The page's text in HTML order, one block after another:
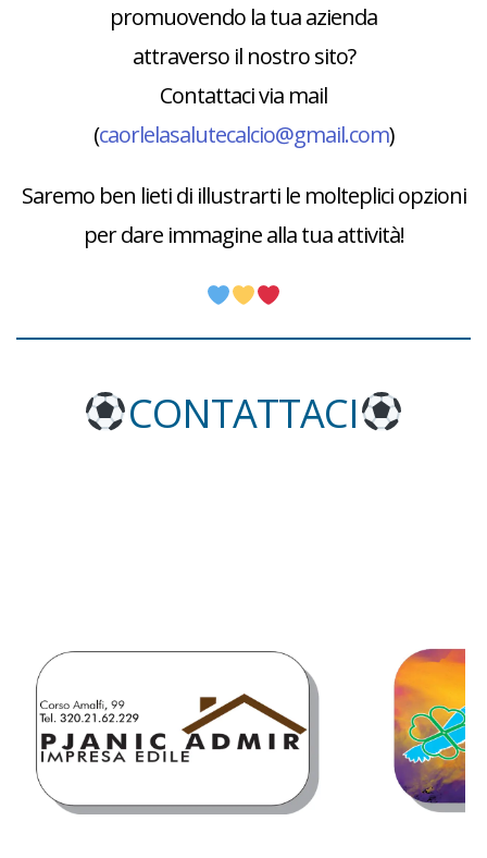
promuovendo la tua azienda
attraverso il nostro sito?
Contattaci via mail
(caorlelasalutecalcio@gmail.com)
Saremo ben lieti di illustrarti le molteplici opzioni
per dare immagine alla tua attività!
CONTATTACI